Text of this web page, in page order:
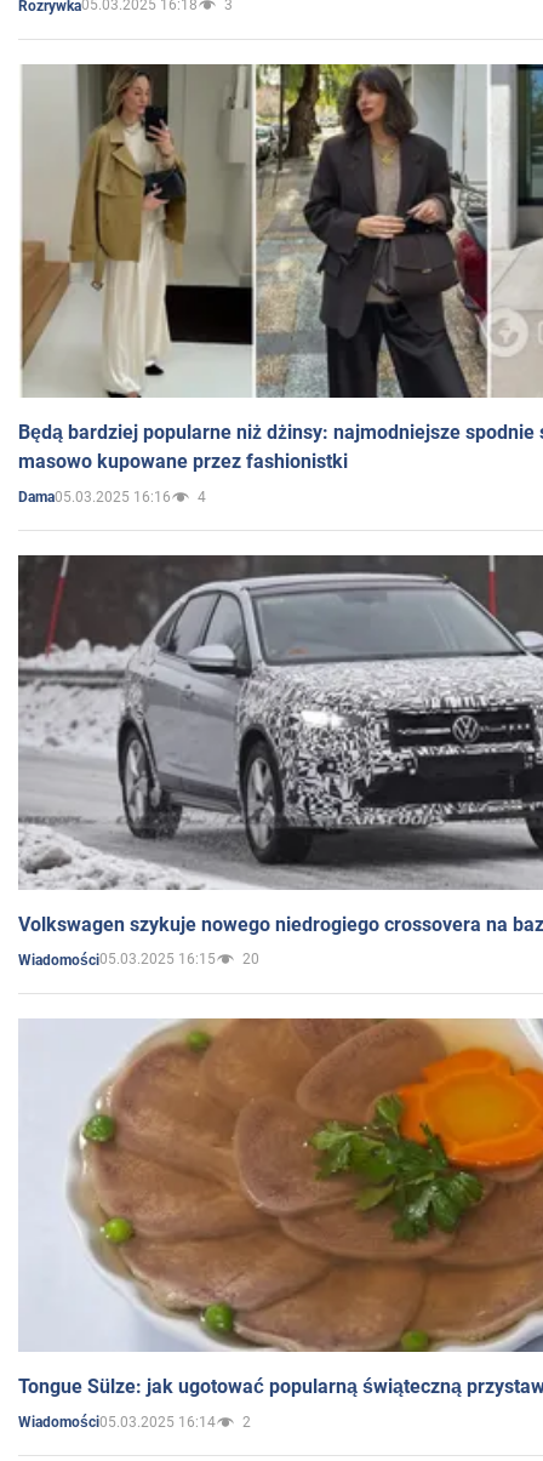
Rozrywka05.03.2025 16:18 3
Będą bardziej popularne niż dżinsy: najmodniejsze spodnie
masowo kupowane przez fashionistki
Dama05.03.2025 16:16 4
Volkswagen szykuje nowego niedrogiego crossovera na
Wiadomości05.03.2025 16:15 20
Tongue Sülze: jak ugotować popularną świąteczną
Wiadomości05.03.2025 16:14 2